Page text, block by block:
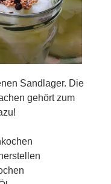
Sandlager. Die
gehört zum